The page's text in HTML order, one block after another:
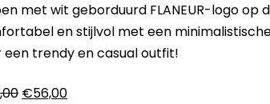
met wit geborduurd FLANEUR-logo op
en stijlvol met een
een trendy en casual outfit!
Oorspronkelijke
€56,00Huidige